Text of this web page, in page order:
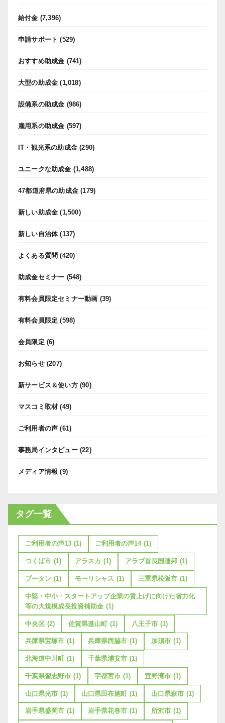
給付金 (7,396)
申請サポート (529)
おすすめ助成金 (741)
大型の助成金 (1,018)
設備系の助成金 (986)
雇用系の助成金 (597)
IT・観光系の助成金 (290)
ユニークな助成金 (1,488)
47都道府県の助成金 (179)
新しい助成金 (1,500)
新しい自治体(137)
よくある質問 (420)
助成金セミナー (548)
有料会員限定セミナー動画 (39)
有料会員限定 (598)
会員限定 (6)
お知らせ(207)
新サービス＆使い方(90)
マスコミ取材 (49)
ご利用者の声 (61)
事務局インタビュー(22)
メディア情報 (9)
タグ一覧
ご利用者の声13 (1) ご利用者の声14 (1)
つくば市 (1) アラスカ (1) アラブ首長国連邦 (1)
ブータン (1) モーリシャス (1) 三重県松阪市 (1)
中堅・中小・スタートアップ企業の賃上げに向けた省力化
等の大規模成長投資補助金 (1)
中央区 (2) 佐賀県基山町 (1) 八王子市 (1)
兵庫県宝塚市 (1) 兵庫県西脇市 (1) 加須市 (1)
北海道中川町 (1) 千葉県浦安市 (1)
千葉県習志野市 (1) 宇都宮市 (1) 宜野湾市 (1)
山口県光市 (1) 山口県田布施町 (1) 山口県萩市 (1)
岩手県盛岡市 (1) 岩手県花巻市 (1) 所沢市 (1)